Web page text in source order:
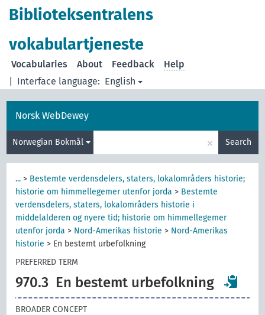
Biblioteksentralens
vokabulartjeneste
Interface language: English
Vocabularies About Feedback Help
Norsk WebDewey
Norwegian Bokmål × Search
... > Bestemte verdensdelers, staters, lokalområders historie;
historie om himmellegemer utenfor jorda > Bestemte
verdensdelers, staters, lokalområders historie i
middelalderen og nyere tid; historie om himmellegemer
utenfor jorda > Nord-Amerikas historie > Nord-Amerikas
historie > En bestemt urbefolkning
PREFERRED TERM
970.3 En bestemt urbefolkning
BROADER CONCEPT